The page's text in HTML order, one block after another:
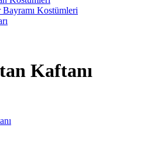
Bayramı Kostümleri
Kaftanı